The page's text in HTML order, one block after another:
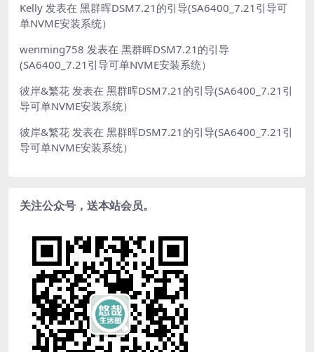
Kelly 发表在 黑群晖DSM7.21的引导(SA6400_7.21引导可
单NVME安装系统）
wenming758 发表在 黑群晖DSM7.21的引导
(SA6400_7.21引导可单NVME安装系统）
彼岸&繁花 发表在 黑群晖DSM7.21的引导(SA6400_7.21引
导可单NVME安装系统）
彼岸&繁花 发表在 黑群晖DSM7.21的引导(SA6400_7.21引
导可单NVME安装系统）
关注公众号，送本站会员。